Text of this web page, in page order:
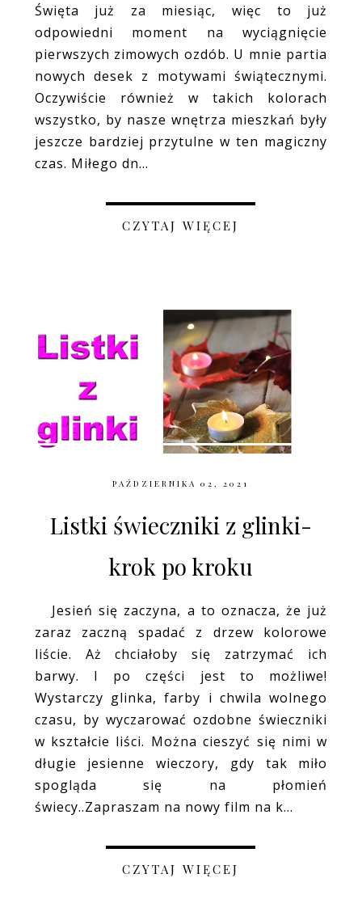
Święta już za miesiąc, więc to już
odpowiedni moment na wyciągnięcie
pierwszych zimowych ozdób. U mnie partia
nowych desek z motywami świątecznymi.
Oczywiście również w takich kolorach
wszystko, by nasze wnętrza mieszkań były
jeszcze bardziej przytulne w ten magiczny
czas. Miłego dn...
CZYTAJ WIĘCEJ
PAŹDZIERNIKA 02, 2021
Listki świeczniki z glinki-
krok po kroku
Jesień się zaczyna, a to oznacza, że już
zaraz zaczną spadać z drzew kolorowe
liście. Aż chciałoby się zatrzymać ich
barwy. I po części jest to możliwe!
Wystarczy glinka, farby i chwila wolnego
czasu, by wyczarować ozdobne świeczniki
w kształcie liści. Można cieszyć się nimi w
długie jesienne wieczory, gdy tak miło
spogląda się na płomień
świecy..Zapraszam na nowy film na k...
CZYTAJ WIĘCEJ